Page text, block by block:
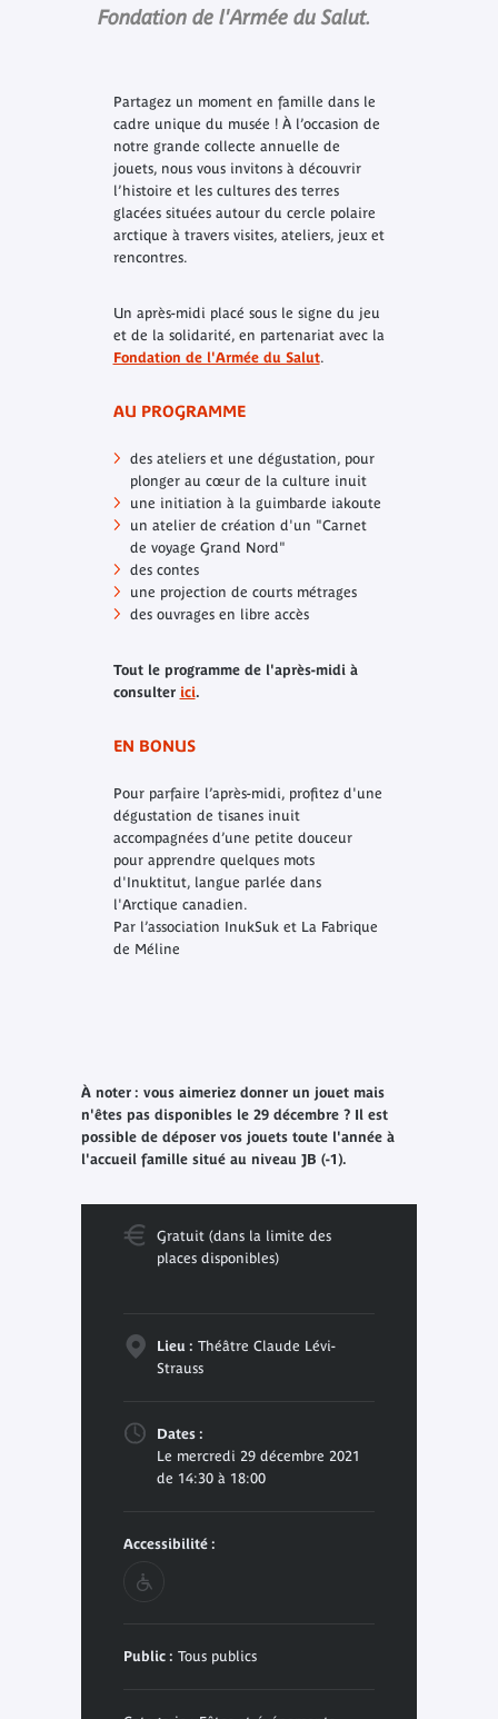
Fondation de l'Armée du Salut.
Partagez un moment en famille dans le
cadre unique du musée ! À l’occasion de
notre grande collecte annuelle de
jouets, nous vous invitons à découvrir
l’histoire et les cultures des terres
glacées situées autour du cercle polaire
arctique à travers visites, ateliers, jeux et
rencontres.
Un après-midi placé sous le signe du jeu
et de la solidarité, en partenariat avec la
Fondation de l'Armée du Salut.
AU PROGRAMME
des ateliers et une dégustation, pour
plonger au cœur de la culture inuit
une initiation à la guimbarde iakoute
un atelier de création d'un "Carnet
de voyage Grand Nord"
des contes
une projection de courts métrages
des ouvrages en libre accès
Tout le programme de l'après-midi à
consulter ici.
EN BONUS
Pour parfaire l’après-midi, profitez d'une
dégustation de tisanes inuit
accompagnées d’une petite douceur
pour apprendre quelques mots
d'Inuktitut, langue parlée dans
l'Arctique canadien.
Par l’association InukSuk et La Fabrique
de Méline
À noter : vous aimeriez donner un jouet mais
n'êtes pas disponibles le 29 décembre ? Il est
possible de déposer vos jouets toute l'année à
l'accueil famille situé au niveau JB (-1).
Gratuit (dans la limite des
places disponibles)
Lieu : Théâtre Claude Lévi-
Strauss
Dates :
Le mercredi 29 décembre 2021
de 14:30 à 18:00
Accessibilité :
Public : Tous publics